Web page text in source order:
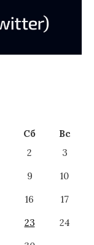
Сб
Вс
2
3
9
10
16
17
23
24